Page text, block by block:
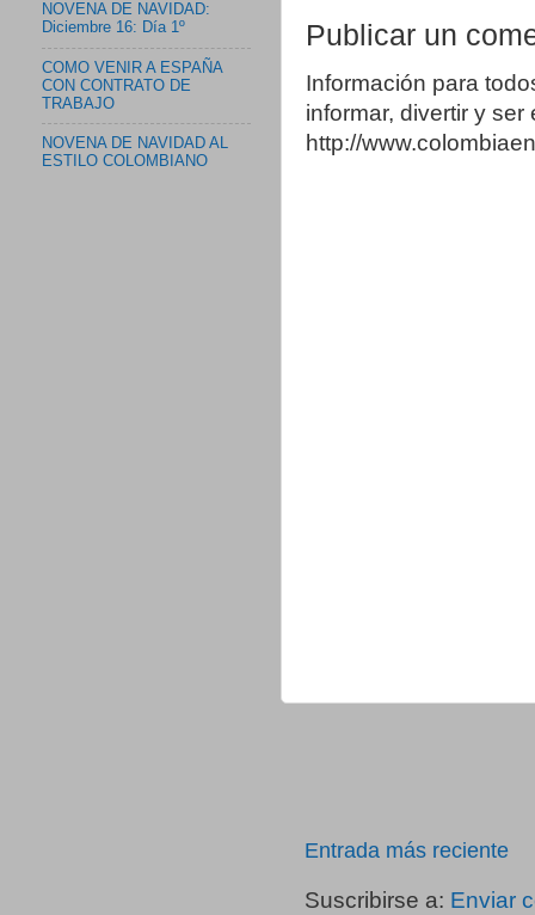
Publicar un
Información para
informar, divertir y
http://
Entrada más reciente
Suscribirse a: Enviar
NOVENA DE NAVIDAD:
Diciembre 16: Día 1º
COMO VENIR A ESPAÑA
CON CONTRATO DE
TRABAJO
NOVENA DE NAVIDAD AL
ESTILO COLOMBIANO